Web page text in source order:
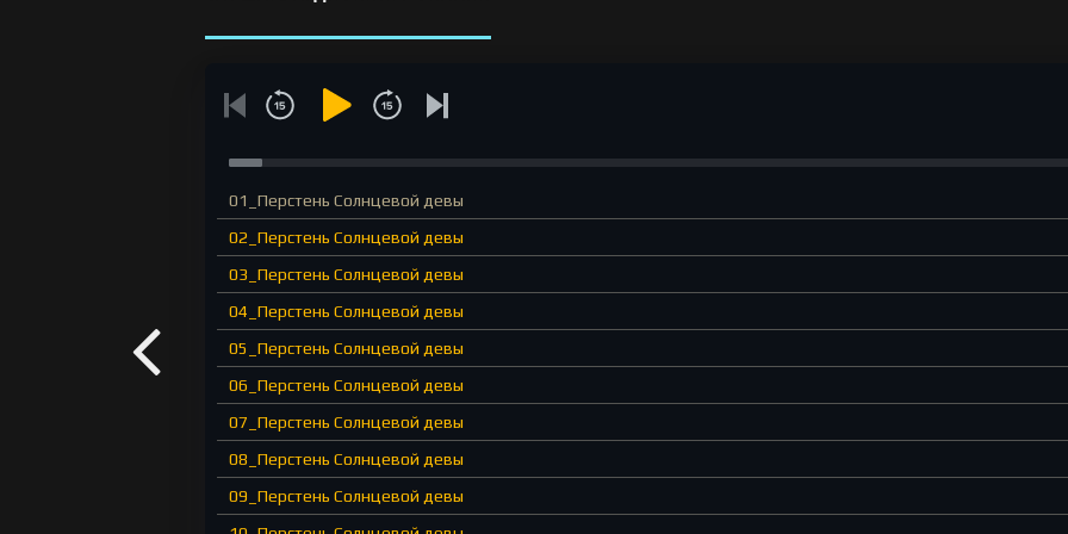
01_Перстень Солнцевой девы
02_Перстень Солнцевой девы
03_Перстень Солнцевой девы
04_Перстень Солнцевой девы
05_Перстень Солнцевой девы
06_Перстень Солнцевой девы
07_Перстень Солнцевой девы
08_Перстень Солнцевой девы
09_Перстень Солнцевой девы